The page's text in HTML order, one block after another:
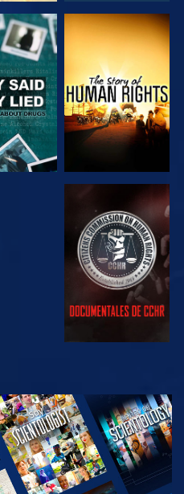
VE VE
VE
EXPLORA LAS
SERIES